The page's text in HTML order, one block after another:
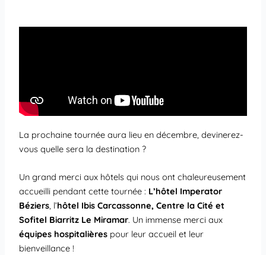
La prochaine tournée aura lieu en décembre, devinerez-
vous quelle sera la destination ?
Un grand merci aux hôtels qui nous ont chaleureusement
accueilli pendant cette tournée : L’hôtel Imperator
Béziers, l’hôtel Ibis Carcassonne, Centre la Cité et
Sofitel Biarritz Le Miramar. Un immense merci aux
équipes hospitalières pour leur accueil et leur
bienveillance !